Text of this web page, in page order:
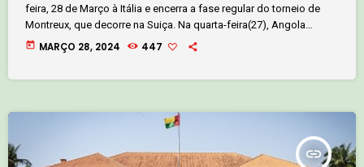
feira, 28 de Março à Itália e encerra a fase regular do torneio de
Montreux, que decorre na Suiça. Na quarta-feira(27), Angola
perdeu diante da Argentina, por 3-7, em jogo da primeira jornada
today MARÇO 28, 2024 447
insert_link